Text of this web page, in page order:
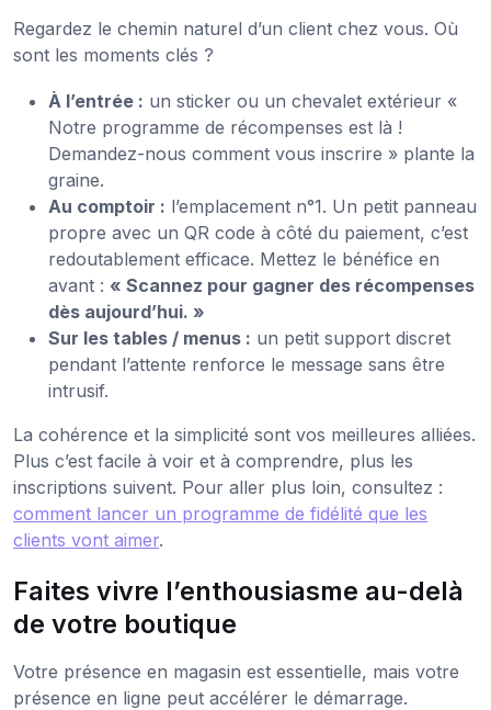
Regardez le chemin naturel d’un client chez vous. Où
sont les moments clés ?
À l’entrée : un sticker ou un chevalet extérieur «
Notre programme de récompenses est là !
Demandez-nous comment vous inscrire » plante la
graine.
Au comptoir : l’emplacement n°1. Un petit panneau
propre avec un QR code à côté du paiement, c’est
redoutablement efficace. Mettez le bénéfice en
avant : « Scannez pour gagner des récompenses
dès aujourd’hui. »
Sur les tables / menus : un petit support discret
pendant l’attente renforce le message sans être
intrusif.
La cohérence et la simplicité sont vos meilleures alliées.
Plus c’est facile à voir et à comprendre, plus les
inscriptions suivent. Pour aller plus loin, consultez :
comment lancer un programme de fidélité que les
clients vont aimer.
Faites vivre l’enthousiasme au-delà
de votre boutique
Votre présence en magasin est essentielle, mais votre
présence en ligne peut accélérer le démarrage.